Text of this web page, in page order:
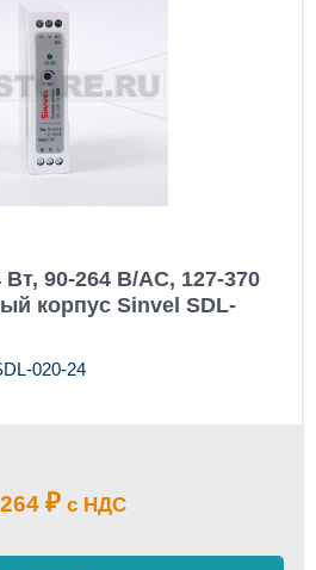
90-264 В/AC, 127-370
корпус Sinvel SDL-
020-24
₽ с НДС